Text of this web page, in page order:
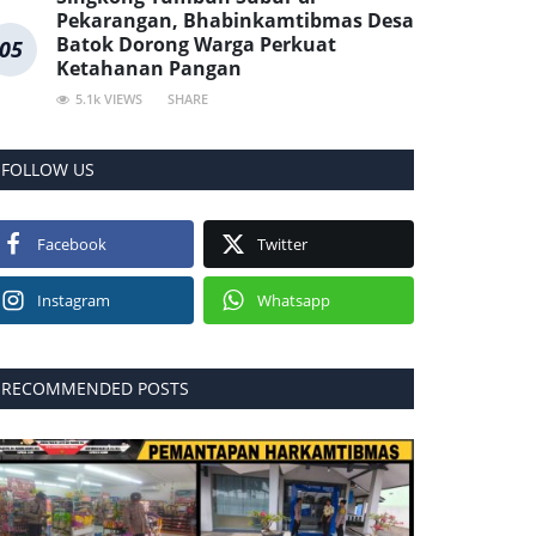
Pekarangan, Bhabinkamtibmas Desa
Batok Dorong Warga Perkuat
Ketahanan Pangan
5.1k VIEWS SHARE
FOLLOW US
Facebook Twitter
Instagram Whatsapp
RECOMMENDED POSTS